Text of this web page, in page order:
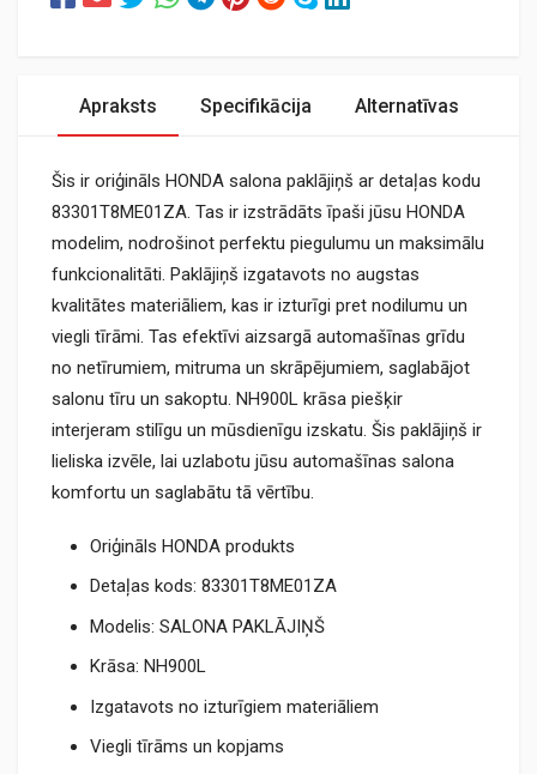
Apraksts Specifikācija Alternatīvas
Šis ir oriģināls HONDA salona paklājiņš ar detaļas kodu
83301T8ME01ZA. Tas ir izstrādāts īpaši jūsu HONDA
modelim, nodrošinot perfektu piegulumu un maksimālu
funkcionalitāti. Paklājiņš izgatavots no augstas
kvalitātes materiāliem, kas ir izturīgi pret nodilumu un
viegli tīrāmi. Tas efektīvi aizsargā automašīnas grīdu
no netīrumiem, mitruma un skrāpējumiem, saglabājot
salonu tīru un sakoptu. NH900L krāsa piešķir
interjeram stilīgu un mūsdienīgu izskatu. Šis paklājiņš ir
lieliska izvēle, lai uzlabotu jūsu automašīnas salona
komfortu un saglabātu tā vērtību.
Oriģināls HONDA produkts
Detaļas kods: 83301T8ME01ZA
Modelis: SALONA PAKLĀJIŅŠ
Krāsa: NH900L
Izgatavots no izturīgiem materiāliem
Viegli tīrāms un kopjams